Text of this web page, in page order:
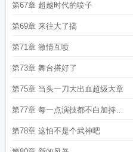
第67章 超越时代的喷子
第69章 来往大了搞
第71章 激情互喷
第73章 舞台搭好了
第75章 当头一刀大出血超级大章
第77章 每一点演技都不白加持续
的大
第78章 这怕不是个武神吧